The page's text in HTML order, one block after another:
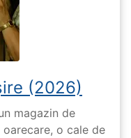
(2026)
magazin de
o cale de